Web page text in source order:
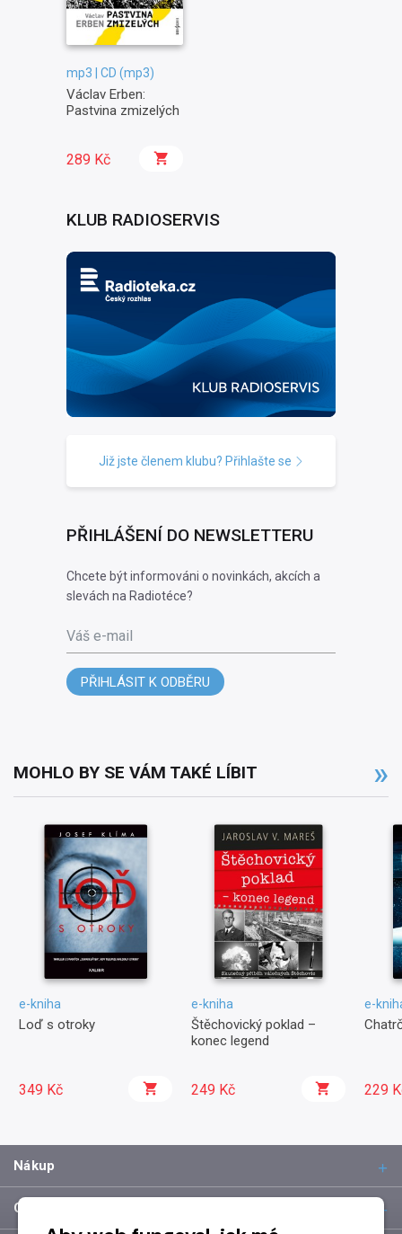
mp3 | CD (mp3)
Václav Erben:
Pastvina zmizelých
289 Kč
KLUB RADIOSERVIS
Již jste členem klubu? Přihlašte se
PŘIHLÁŠENÍ DO NEWSLETTERU
Chcete být informováni o novinkách, akcích a
slevách na Radiotéce?
Váš e-mail
PŘIHLÁSIT K ODBĚRU
MOHLO BY SE VÁM TAKÉ LÍBIT
e-kniha
Loď s otroky
349 Kč
e-kniha
Štěchovický poklad –
konec legend
249 Kč
e-
229
Nákup
O společnosti